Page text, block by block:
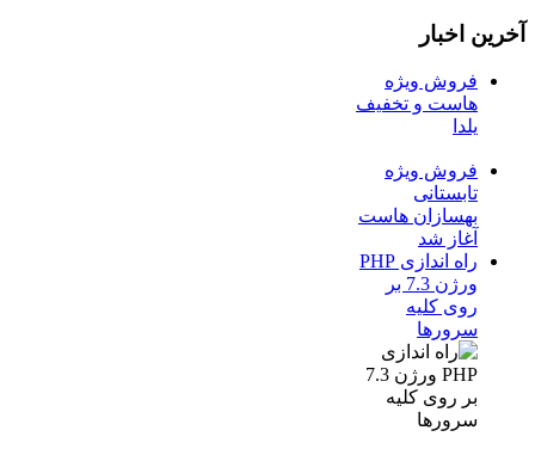
آخرین اخبار
فروش ویژه
هاست و تخفیف
یلدا
فروش ویژه
تابستانی
بهسازان هاست
آغاز شد
راه اندازی PHP
ورژن 7.3 بر
روی کلیه
سرورها